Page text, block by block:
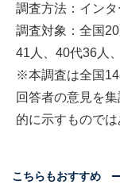
調査方法：イン
調査対象：全国
41人、40代36人
※本調査は全国
回答者の意見を
的に示すもので
こちらもおすすめ